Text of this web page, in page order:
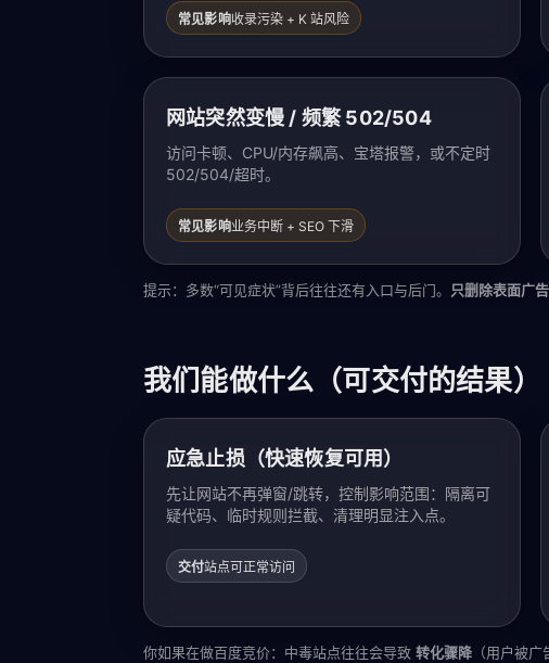
常见影响收录污染 + K 站风险
网站突然变慢 / 频繁 502/504
访问卡顿、CPU/内存飙高、宝塔报警，或不定时
502/504/超时。
常见影响业务中断 + SEO 下滑
提示：多数“可见症状”背后往往还有入口与后门。 只删除表面广告
我们能做什么（可交付的结果）
应急止损（快速恢复可用）
先让网站不再弹窗/跳转，控制影响范围：隔离可
疑代码、临时规则拦截、清理明显注入点。
交付站点可正常访问
你如果在做百度竞价：中毒站点往往会导致 转化骤降 （用户被